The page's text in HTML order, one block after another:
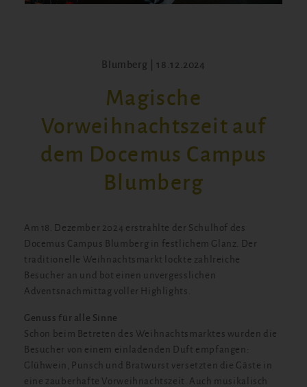
Blumberg | 18.12.2024
Magische
Vorweihnachtszeit auf
dem Docemus Campus
Blumberg
Am 18. Dezember 2024 erstrahlte der Schulhof des
Docemus Campus Blumberg in festlichem Glanz. Der
traditionelle Weihnachtsmarkt lockte zahlreiche
Besucher an und bot einen unvergesslichen
Adventsnachmittag voller Highlights.
Genuss für alle Sinne
Schon beim Betreten des Weihnachtsmarktes wurden die
Besucher von einem einladenden Duft empfangen:
Glühwein, Punsch und Bratwurst versetzten die Gäste in
eine zauberhafte Vorweihnachtszeit. Auch musikalisch